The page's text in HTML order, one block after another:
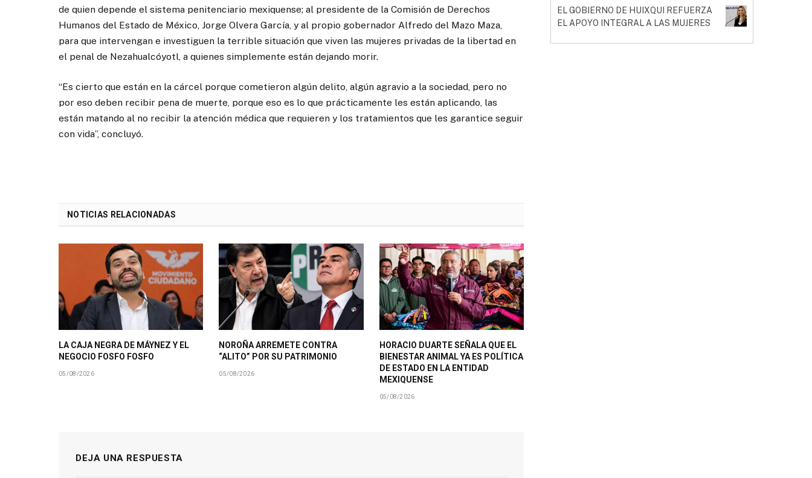
de quien depende el sistema penitenciario mexiquense; al presidente de la Comisión de Derechos
Humanos del Estado de México, Jorge Olvera García, y al propio gobernador Alfredo del Mazo Maza,
para que intervengan e investiguen la terrible situación que viven las mujeres privadas de la libertad en
el penal de Nezahualcóyotl, a quienes simplemente están dejando morir.
“Es cierto que están en la cárcel porque cometieron algún delito, algún agravio a la sociedad, pero no
por eso deben recibir pena de muerte, porque eso es lo que prácticamente les están aplicando, las
están matando al no recibir la atención médica que requieren y los tratamientos que les garantice seguir
con vida”, concluyó.
NOTICIAS RELACIONADAS
LA CAJA NEGRA DE MÁYNEZ Y EL
NEGOCIO FOSFO FOSFO
05/08/2026
NOROÑA ARREMETE CONTRA
“ALITO” POR SU PATRIMONIO
05/08/2026
HORACIO DUARTE SEÑALA QUE EL
BIENESTAR ANIMAL YA ES POLÍTICA
DE ESTADO EN LA ENTIDAD
MEXIQUENSE
05/08/2026
DEJA UNA RESPUESTA
EL GOBIERNO DE HUIXQUI REFUERZA
EL APOYO INTEGRAL A LAS MUJERES